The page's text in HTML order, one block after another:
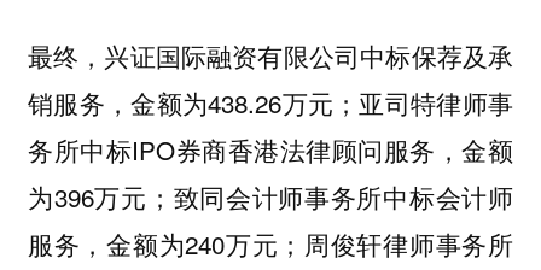
最终，兴证国际融资有限公司中标保荐及承
销服务，金额为438.26万元；亚司特律师事
务所中标IPO券商香港法律顾问服务，金额
为396万元；致同会计师事务所中标会计师
服务，金额为240万元；周俊轩律师事务所